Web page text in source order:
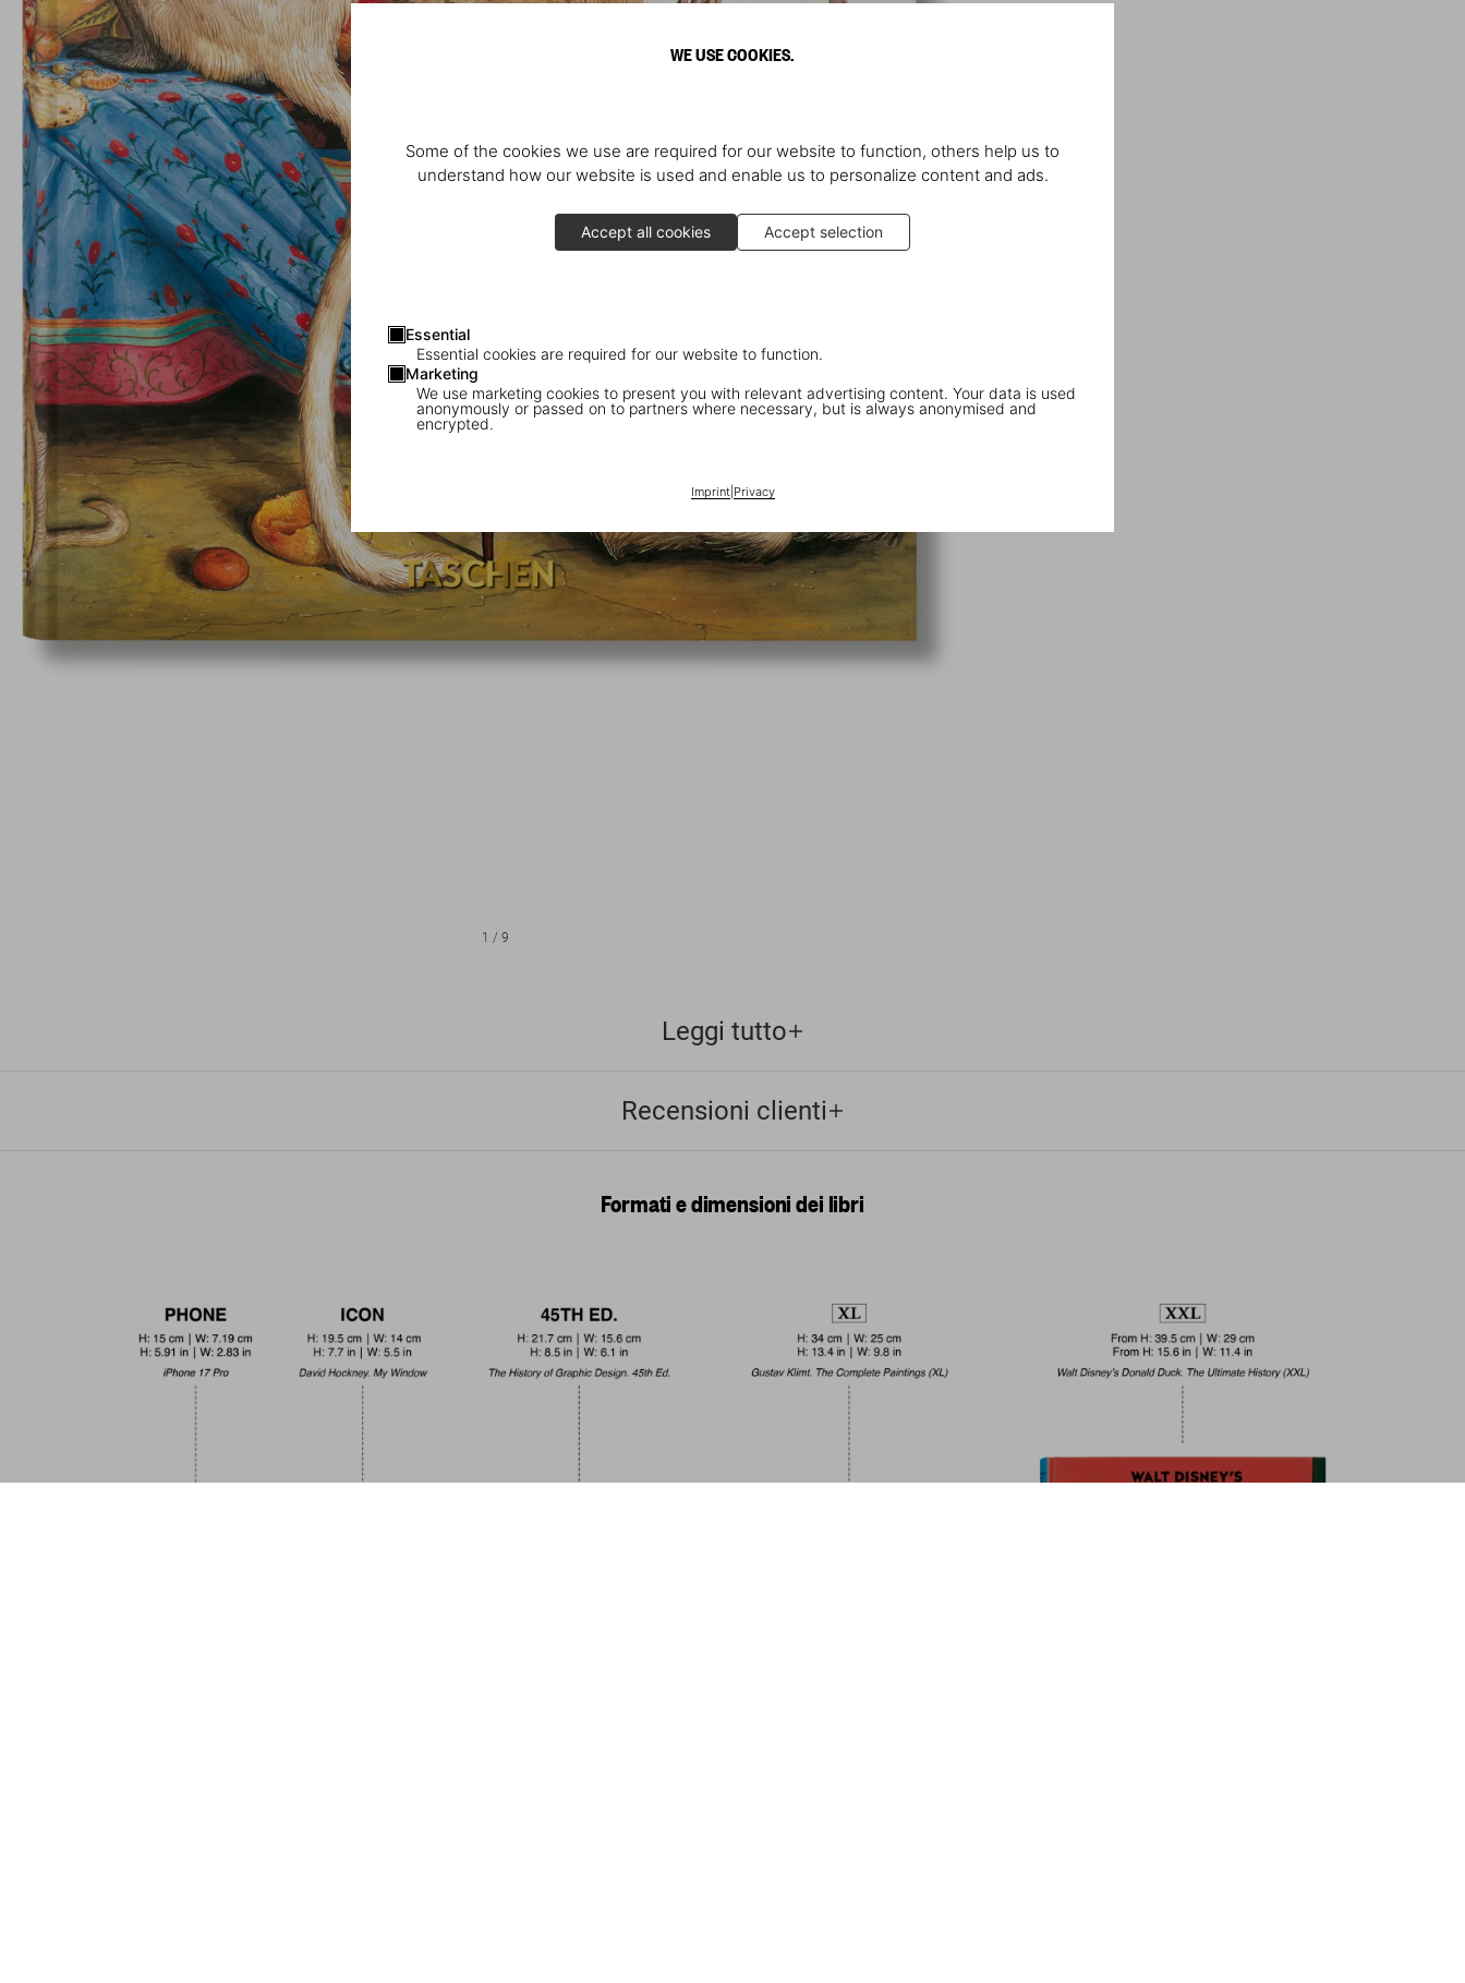
WE USE COOKIES.
Some of the cookies we use are required for our website to function, others help us to
understand how our website is used and enable us to personalize content and ads.
Accept all cookies Accept selection
Essential
Essential cookies are required for our website to function.
Marketing
We use marketing cookies to present you with relevant advertising content. Your data is used
anonymously or passed on to partners where necessary, but is always anonymised and
encrypted.
Imprint| Privacy
1 /9
Leggi tutto
Recensioni clienti
Formati e dimensioni dei libri